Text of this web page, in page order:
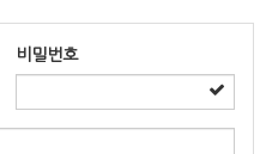
비밀번호